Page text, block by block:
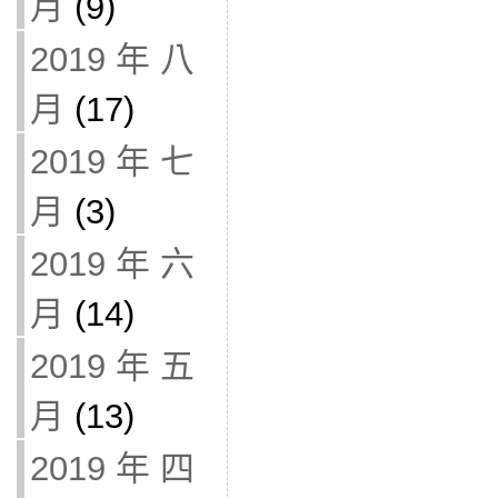
2019 年 八
月 (17)
2019 年 七
月 (3)
2019 年 六
月 (14)
2019 年 五
月 (13)
2019 年 四